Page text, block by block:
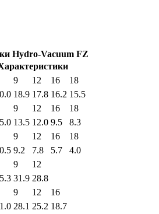
Hydro-Vacuum FZ
9 12 16
18
18.9 17.8 16.2 15.5
9 12 16
18
13.5 12.0 9.5 8.3
9 12 16
18
9.2 7.8 5.7 4.0
9
12
31.9 28.8
9 12
16
28.1 25.2 18.7